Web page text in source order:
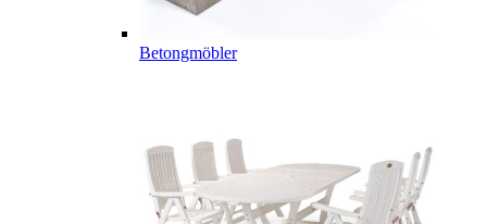
Betongmöbler